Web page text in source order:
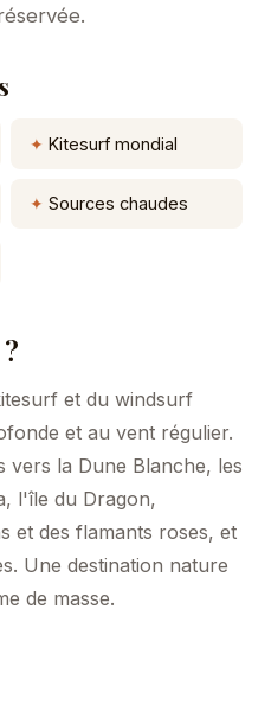
Kitesurf mondial
Sources chaudes
et du windsurf
et au vent régulier.
vers la Dune Blanche, les
l'île du Dragon,
et des flamants roses, et
Une destination nature
de masse.